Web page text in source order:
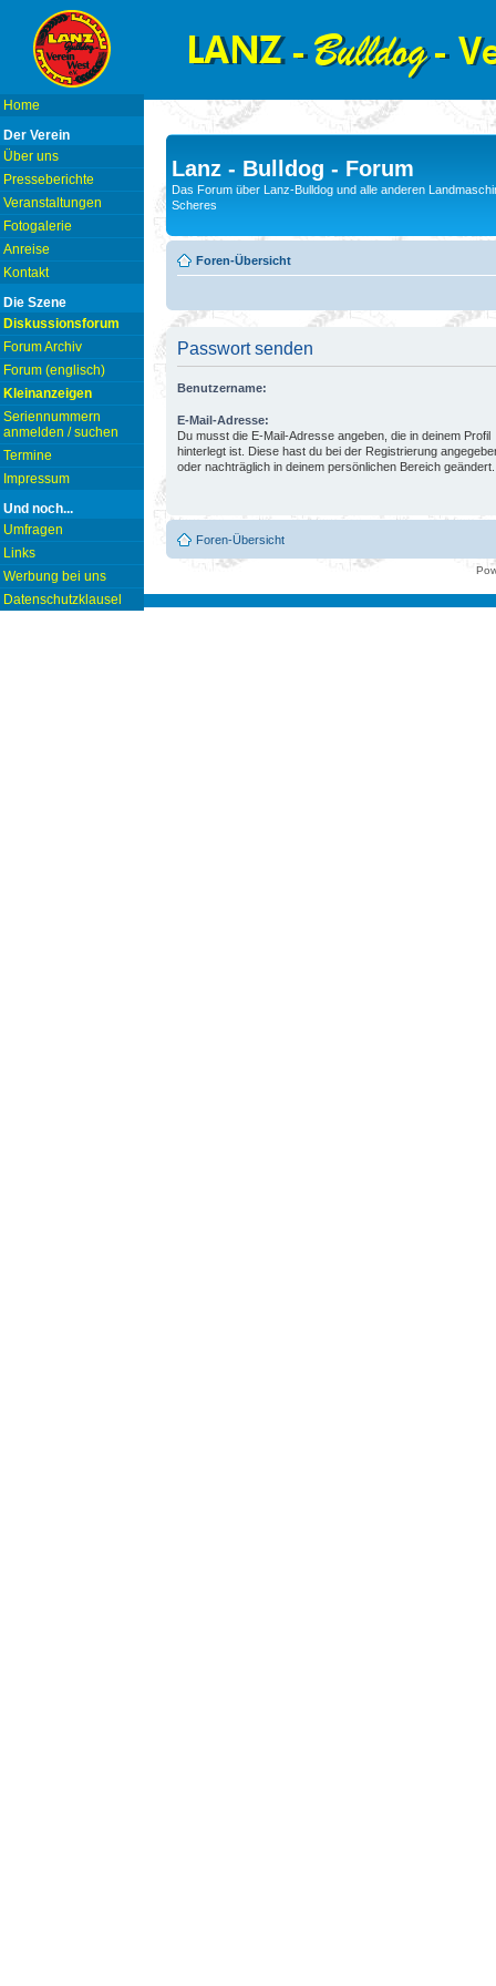
Home
Der Verein
Über uns
Presseberichte
Veranstaltungen
Fotogalerie
Anreise
Kontakt
Die Szene
Diskussionsforum
Forum Archiv
Forum (englisch)
Kleinanzeigen
Seriennummern
anmelden / suchen
Termine
Impressum
Und noch...
Umfragen
Links
Werbung bei uns
Datenschutzklausel
Lanz - Bulldog - Forum
Das Forum über Lanz-Bulldog und alle anderen
Scheres
Foren-Übersicht
Passwort senden
Benutzername:
E-Mail-Adresse:
Du musst die E-Mail-Adresse angeben, die in deinem Profil
hinterlegt ist. Diese hast du bei der Registrierung
oder nachträglich in deinem persönlichen Bereich geändert.
Foren-Übersicht